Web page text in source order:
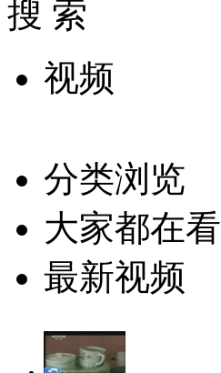
搜 索
视频
分类浏览
大家都在看
最新视频